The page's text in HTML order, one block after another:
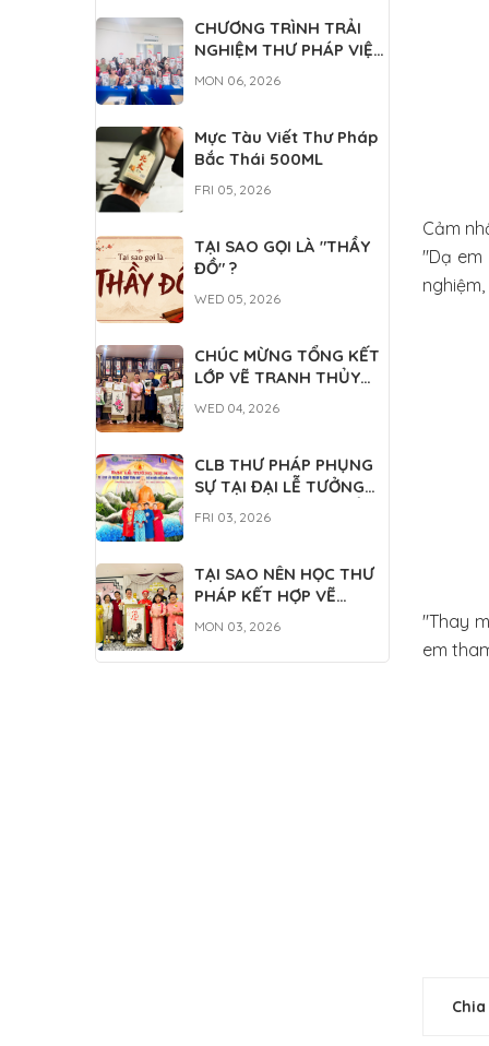
Cảm
"Dạ
"Thay
em
Chia
Gia Nguyễn
MON 07, 2022
CHƯƠNG TRÌNH TRẢI
NGHIỆM THƯ PHÁP VIỆT
DÀNH CHO DU HỌC
SINH QUỐC TẾ
MON 06, 2026
Mực Tàu Viết Thư Pháp
Bắc Thái 500ML
FRI 05, 2026
TẠI SAO GỌI LÀ "THẦY
ĐỒ" ?
WED 05, 2026
CHÚC MỪNG TỔNG KẾT
LỚP VẼ TRANH THỦY
MẶC
WED 04, 2026
CLB THƯ PHÁP PHỤNG
SỰ TẠI ĐẠI LỄ TƯỞNG
NIỆM ĐỨC THÁNH TỔ NI
ĐẠI ÁI ĐẠO 2026
FRI 03, 2026
TẠI SAO NÊN HỌC THƯ
PHÁP KẾT HỢP VẼ
TRANH THỦY MẶC?
MON 03, 2026